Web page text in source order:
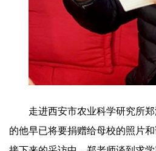
走进西安市农业科学研究所
的他早已将要捐赠给母校的照片